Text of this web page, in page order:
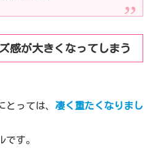
が大きくなってしまう
とっては、 凄く重たくなりまし
です。